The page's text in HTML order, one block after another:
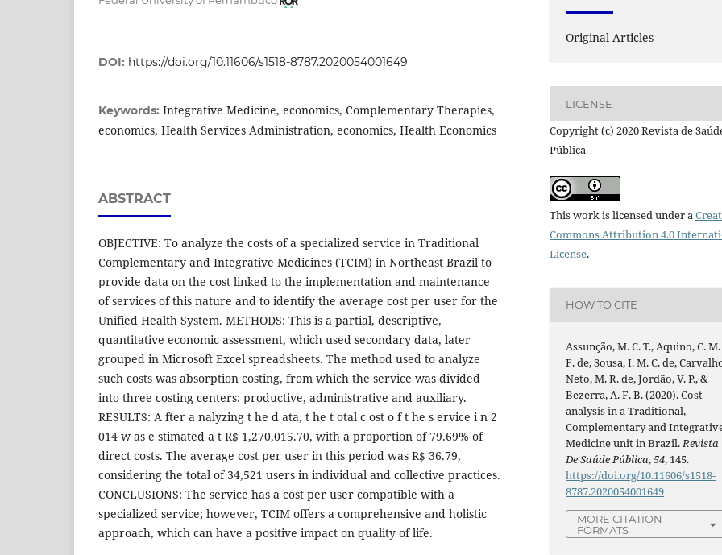
DOI: https://doi.org/10.11606/s1518-8787.2020054001649
Keywords: Integrative Medicine, economics, Complementary Therapies,
economics, Health Services Administration, economics, Health Economics
ABSTRACT
OBJECTIVE: To analyze the costs of a specialized service in Traditional
Complementary and Integrative Medicines (TCIM) in Northeast Brazil to
provide data on the cost linked to the implementation and maintenance
of services of this nature and to identify the average cost per user for the
Unified Health System. METHODS: This is a partial, descriptive,
quantitative economic assessment, which used secondary data, later
grouped in Microsoft Excel spreadsheets. The method used to analyze
such costs was absorption costing, from which the service was divided
into three costing centers: productive, administrative and auxiliary.
RESULTS: A fter a nalyzing t he d ata, t he t otal c ost o f t he s ervice i n 2
014 w as e stimated a t R$ 1,270,015.70, with a proportion of 79.69% of
direct costs. The average cost per user in this period was R$ 36.79,
considering the total of 34,521 users in individual and collective practices.
CONCLUSIONS: The service has a cost per user compatible with a
specialized service; however, TCIM offers a comprehensive and holistic
approach, which can have a positive impact on quality of life.
Original Articles
LICENSE
Copyright (c) 2020 Revista de
Pública
This work is licensed under a
Commons Attribution 4.0
License.
HOW TO CITE
Assunção, M. C. T., Aquino, C. M.
F. de, Sousa, I. M. C. de,
Neto, M. R. de, Jordão, V. P., &
Bezerra, A. F. B. (2020). Cost
analysis in a Traditional,
Complementary and
Medicine unit in Brazil. Revista
De Saúde Pública,54, 145.
https://doi.org/10.11606/s1518-
8787.2020054001649
MORE CITATION
FORMATS